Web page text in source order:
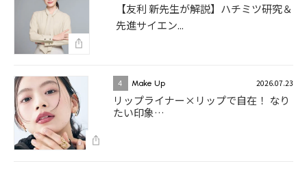
【友利 新先生が解説】ハチミツ研究＆
先進サイエン...
4 Make Up 2026.07.23
リップライナー×リップで自在！ なり
たい印象…